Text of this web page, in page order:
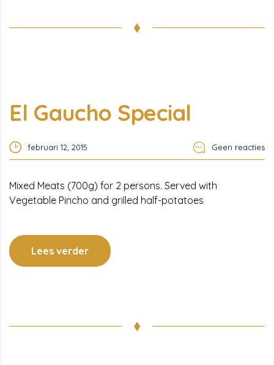
El Gaucho Special
februari 12, 2015 Geen reacties
Mixed Meats (700g) for 2 persons. Served with
Vegetable Pincho and grilled half-potatoes
Lees verder